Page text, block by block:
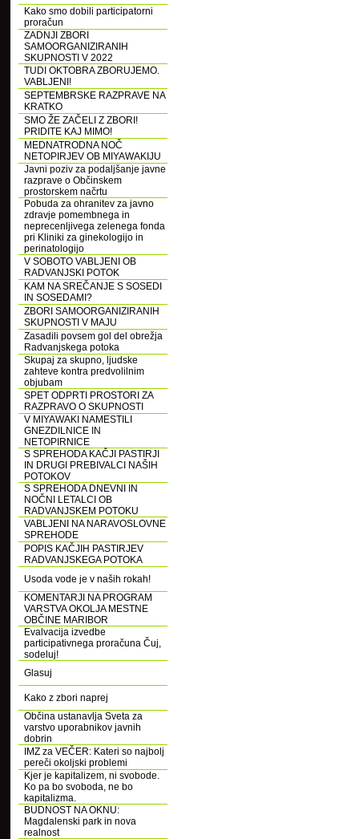
Kako smo dobili participatorni
proračun
ZADNJI ZBORI
SAMOORGANIZIRANIH
SKUPNOSTI V 2022
TUDI OKTOBRA ZBORUJEMO.
VABLJENI!
SEPTEMBRSKE RAZPRAVE NA
KRATKO
SMO ŽE ZAČELI Z ZBORI!
PRIDITE KAJ MIMO!
MEDNATRODNA NOČ
NETOPIRJEV OB MIYAWAKIJU
Javni poziv za podaljšanje javne
razprave o Občinskem
prostorskem načrtu
Pobuda za ohranitev za javno
zdravje pomembnega in
neprecenljivega zelenega fonda
pri Kliniki za ginekologijo in
perinatologijo
V SOBOTO VABLJENI OB
RADVANJSKI POTOK
KAM NA SREČANJE S SOSEDI
IN SOSEDAMI?
ZBORI SAMOORGANIZIRANIH
SKUPNOSTI V MAJU
Zasadili povsem gol del obrežja
Radvanjskega potoka
Skupaj za skupno, ljudske
zahteve kontra predvolilnim
objubam
SPET ODPRTI PROSTORI ZA
RAZPRAVO O SKUPNOSTI
V MIYAWAKI NAMESTILI
GNEZDILNICE IN
NETOPIRNICE
S SPREHODA KAČJI PASTIRJI
IN DRUGI PREBIVALCI NAŠIH
POTOKOV
S SPREHODA DNEVNI IN
NOČNI LETALCI OB
RADVANJSKEM POTOKU
VABLJENI NA NARAVOSLOVNE
SPREHODE
POPIS KAČJIH PASTIRJEV
RADVANJSKEGA POTOKA
Usoda vode je v naših rokah!
KOMENTARJI NA PROGRAM
VARSTVA OKOLJA MESTNE
OBČINE MARIBOR
Evalvacija izvedbe
participativnega proračuna Čuj,
sodeluj!
Glasuj
Kako z zbori naprej
Občina ustanavlja Sveta za
varstvo uporabnikov javnih
dobrin
IMZ za VEČER: Kateri so najbolj
pereči okoljski problemi
Kjer je kapitalizem, ni svobode.
Ko pa bo svoboda, ne bo
kapitalizma.
BUDNOST NA OKNU:
Magdalenski park in nova
realnost